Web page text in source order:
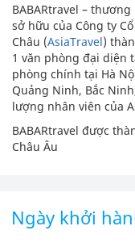
BABARtravel –
sở hữu của Công ty
Châu (AsiaTravel)
1 văn phòng đại diện
phòng chính tại Hà
Quảng Ninh, Bắc
lượng nhân viên của
BABARtravel được
Châu Âu
Ngày khởi